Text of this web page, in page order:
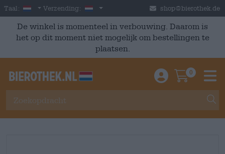
Skip to main content
Taal: Dutch
Verzending: Nederland shop@bierothek.de
De winkel is momenteel in verbouwing. Daarom is
het op dit moment niet mogelijk om bestellingen te
plaatsen.
Einloggen /
0